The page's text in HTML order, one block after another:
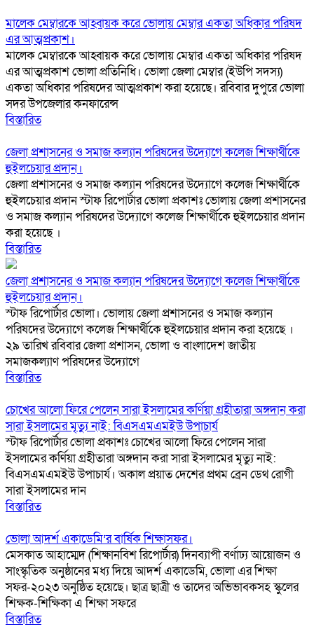
মালেক মেম্বারকে আহ্বায়ক করে ভোলায় মেম্বার একতা অধিকার পরিষদ
এর আত্মপ্রকাশ।
মালেক মেম্বারকে আহ্বায়ক করে ভোলায় মেম্বার একতা অধিকার পরিষদ
এর আত্মপ্রকাশ ভোলা প্রতিনিধি। ভোলা জেলা মেম্বার (ইউপি সদস্য)
একতা অধিকার পরিষদের আত্মপ্রকাশ করা হয়েছে। রবিবার দুপুরে ভোলা
সদর উপজেলার কনফারেন্স
বিস্তারিত
জেলা প্রশাসনের ও সমাজ কল্যান পরিষদের উদ্যোগে কলেজ শিক্ষার্থীকে
হুইলচেয়ার প্রদান।
জেলা প্রশাসনের ও সমাজ কল্যান পরিষদের উদ্যোগে কলেজ শিক্ষার্থীকে
হুইলচেয়ার প্রদান স্টাফ রিপোর্টার ভোলা প্রকাশঃ ভোলায় জেলা প্রশাসনের
ও সমাজ কল্যান পরিষদের উদ্যোগে কলেজ শিক্ষার্থীকে হুইলচেয়ার প্রদান
করা হয়েছে ।
বিস্তারিত
জেলা প্রশাসনের ও সমাজ কল্যান পরিষদের উদ্যোগে কলেজ শিক্ষার্থীকে
হুইলচেয়ার প্রদান।
স্টাফ রিপোর্টার ভোলা। ভোলায় জেলা প্রশাসনের ও সমাজ কল্যান
পরিষদের উদ্যোগে কলেজ শিক্ষার্থীকে হুইলচেয়ার প্রদান করা হয়েছে ।
২৯ তারিখ রবিবার জেলা প্রশাসন, ভোলা ও বাংলাদেশ জাতীয়
সমাজকল্যাণ পরিষদের উদ্যোগে
বিস্তারিত
চোখের আলো ফিরে পেলেন সারা ইসলামের কর্ণিয়া গ্রহীতারা অঙ্গদান করা
সারা ইসলামের মৃত্যু নাই: বিএসএমএমইউ উপাচার্য
স্টাফ রিপোর্টার ভোলা প্রকাশঃ চোখের আলো ফিরে পেলেন সারা
ইসলামের কর্ণিয়া গ্রহীতারা অঙ্গদান করা সারা ইসলামের মৃত্যু নাই:
বিএসএমএমইউ উপাচার্য। অকাল প্রয়াত দেশের প্রথম ব্রেন ডেথ রোগী
সারা ইসলামের দান
বিস্তারিত
ভোলা আদর্শ একাডেমি’র বার্ষিক শিক্ষাসফর।
মেসকাত আহাম্মেদ (শিক্ষানবিশ রিপোর্টার) দিনব্যাপী বর্ণাঢ্য আয়োজন ও
সাংস্কৃতিক অনুষ্ঠানের মধ্য দিয়ে আদর্শ একাডেমি, ভোলা এর শিক্ষা
সফর-২০২৩ অনুষ্ঠিত হয়েছে। ছাত্র ছাত্রী ও তাদের অভিভাবকসহ স্কুলের
শিক্ষক-শিক্ষিকা এ শিক্ষা সফরে
বিস্তারিত